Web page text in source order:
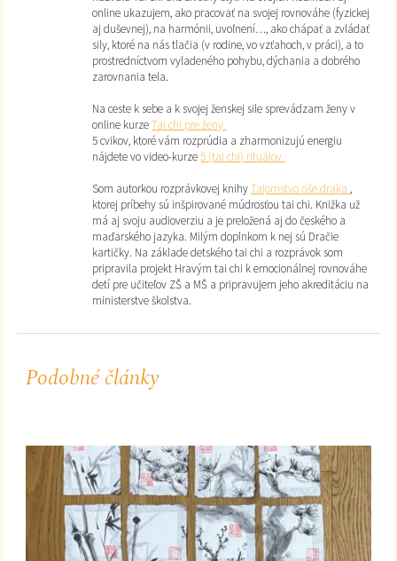
online ukazujem, ako pracovať na svojej rovnováhe (fyzickej
aj duševnej), na harmónii, uvoľnení…, ako chápať a zvládať
sily, ktoré na nás tlačia (v rodine, vo vzťahoch, v práci), a to
prostredníctvom vyladeného pohybu, dýchania a dobrého
zarovnania tela.
Na ceste k sebe a k svojej ženskej sile sprevádzam ženy v
online kurzeTai chi pre ženy.
5 cvikov, ktoré vám rozprúdia a zharmonizujú energiu
nájdete vo video-kurze5 (tai chi) rituálov.
Som autorkou rozprávkovej knihyTajomstvo ríše draka,
ktorej príbehy sú inšpirované múdrosťou tai chi. Knižka už
má aj svoju audioverziu a je preložená aj do českého a
maďarského jazyka. Milým doplnkom k nej sú Dračie
kartičky. Na základe detského tai chi a rozprávok som
pripravila projekt Hravým tai chi k emocionálnej rovnováhe
detí pre učiteľov ZŠ a MŠ a pripravujem jeho akreditáciu na
ministerstve školstva.
Podobné články